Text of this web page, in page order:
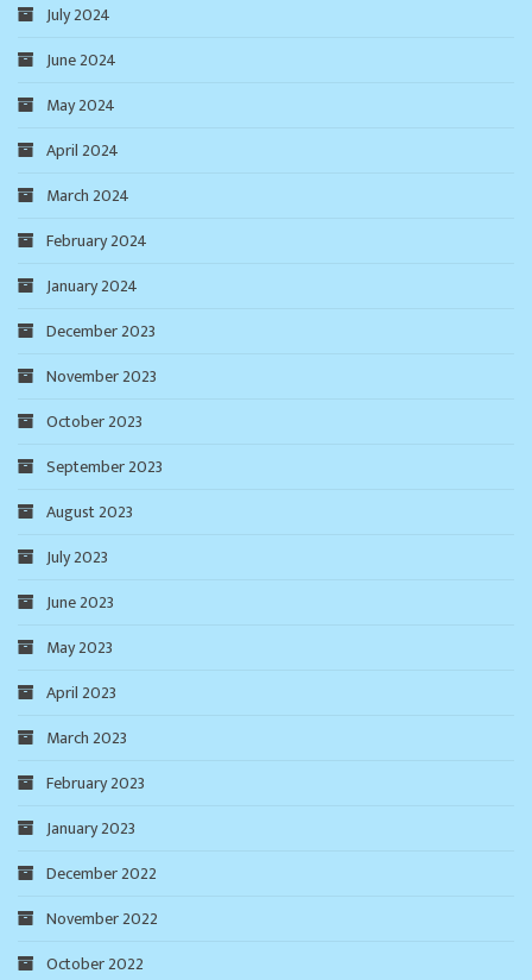
July 2024
June 2024
May 2024
April 2024
March 2024
February 2024
January 2024
December 2023
November 2023
October 2023
September 2023
August 2023
July 2023
June 2023
May 2023
April 2023
March 2023
February 2023
January 2023
December 2022
November 2022
October 2022